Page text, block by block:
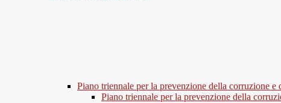
Piano triennale per la prevenzione della corruzione e
Piano triennale per la prevenzione della